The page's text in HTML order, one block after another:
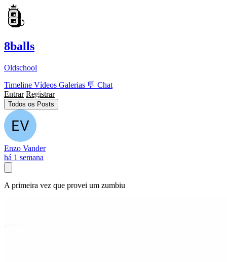
8balls
Oldschool
Timeline Vídeos Galerias 💬 Chat
Entrar Registrar
Todos os Posts
Enzo Vander
há 1 semana
A primeira vez que provei um zumbiu